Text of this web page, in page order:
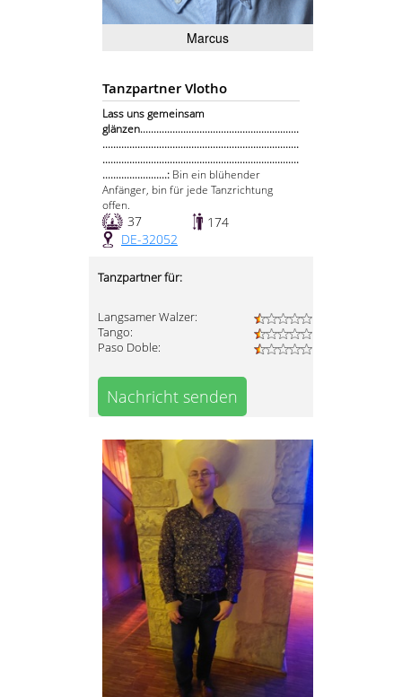
Marcus
Tanzpartner Vlotho
Lass uns gemeinsam
glänzen...........................................................
.........................................................................
.........................................................................
........................: Bin ein blühender
Anfänger, bin für jede Tanzrichtung
offen.
37
174
DE-32052
Tanzpartner für:
Langsamer Walzer:
Tango:
Paso Doble:
Nachricht senden